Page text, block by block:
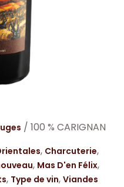
/ 100 % CARIGNAN
, Charcuterie,
, Mas D'en Félix,
, Type de vin, Viandes